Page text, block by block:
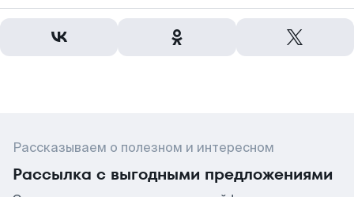
Рассказываем о полезном и интересном
Рассылка с выгодными предложениями